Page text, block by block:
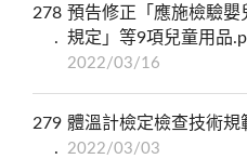
278 預告修正「應施檢驗
規定」等9項兒童用品
2022/03/16
279 體溫計檢定檢查技術
2022/03/03